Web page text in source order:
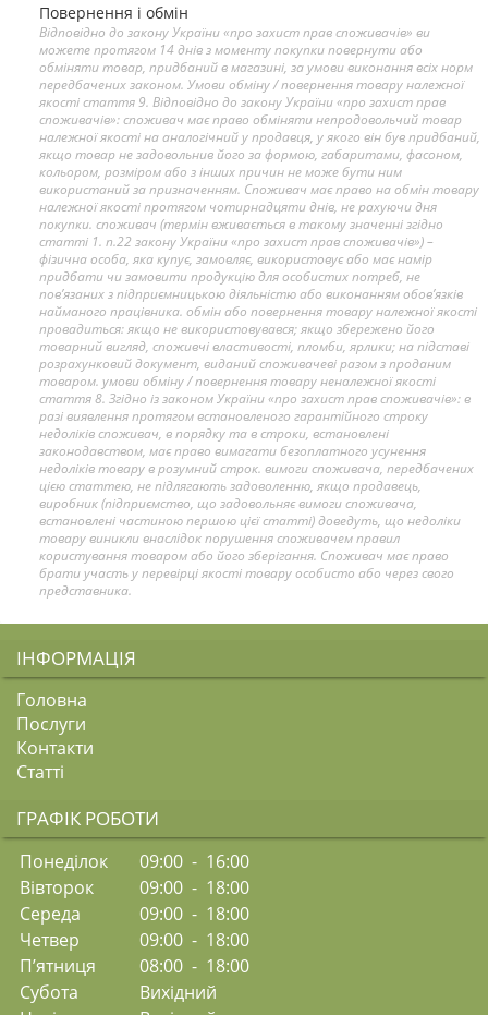
Повернення і обмін
Відповідно до закону України «про захист прав споживачів» ви
можете протягом 14 днів з моменту покупки повернути або
обміняти товар, придбаний в магазині, за умови виконання всіх норм
передбачених законом. Умови обміну / повернення товару належної
якості стаття 9. Відповідно до закону України «про захист прав
споживачів»: споживач має право обміняти непродовольчий товар
належної якості на аналогічний у продавця, у якого він був придбаний,
якщо товар не задовольнив його за формою, габаритами, фасоном,
кольором, розміром або з інших причин не може бути ним
використаний за призначенням. Споживач має право на обмін товару
належної якості протягом чотирнадцяти днів, не рахуючи дня
покупки. споживач (термін вживається в такому значенні згідно
статті 1. п.22 закону України «про захист прав споживачів») –
фізична особа, яка купує, замовляє, використовує або має намір
придбати чи замовити продукцію для особистих потреб, не
пов’язаних з підприємницькою діяльністю або виконанням обов’язків
найманого працівника. обмін або повернення товару належної якості
провадиться: якщо не використовувався; якщо збережено його
товарний вигляд, споживчі властивості, пломби, ярлики; на підставі
розрахунковий документ, виданий споживачеві разом з проданим
товаром. умови обміну / повернення товару неналежної якості
стаття 8. Згідно із законом України «про захист прав споживачів»: в
разі виявлення протягом встановленого гарантійного строку
недоліків споживач, в порядку та в строки, встановлені
законодавством, має право вимагати безоплатного усунення
недоліків товару в розумний строк. вимоги споживача, передбачених
цією статтею, не підлягають задоволенню, якщо продавець,
виробник (підприємство, що задовольняє вимоги споживача,
встановлені частиною першою цієї статті) доведуть, що недоліки
товару виникли внаслідок порушення споживачем правил
користування товаром або його зберігання. Споживач має право
брати участь у перевірці якості товару особисто або через свого
представника.
ІНФОРМАЦІЯ
Головна
Послуги
Контакти
Статті
ГРАФІК РОБОТИ
Понеділок
09:00 - 16:00
Вівторок
09:00 - 18:00
Середа
09:00 - 18:00
Четвер
09:00 - 18:00
П’ятниця
08:00 - 18:00
Субота
Вихідний